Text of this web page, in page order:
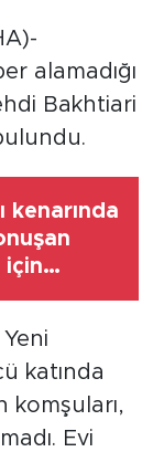
alamadığı
Bakhtiari
kenarında
için
katında
komşuları,
Evi